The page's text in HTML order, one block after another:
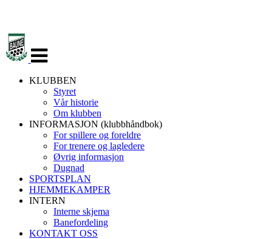
navigasjon
KLUBBEN
Styret
Vår historie
Om klubben
INFORMASJON (klubbhåndbok)
For spillere og foreldre
For trenere og lagledere
Øvrig informasjon
Dugnad
SPORTSPLAN
HJEMMEKAMPER
INTERN
Interne skjema
Banefordeling
KONTAKT OSS